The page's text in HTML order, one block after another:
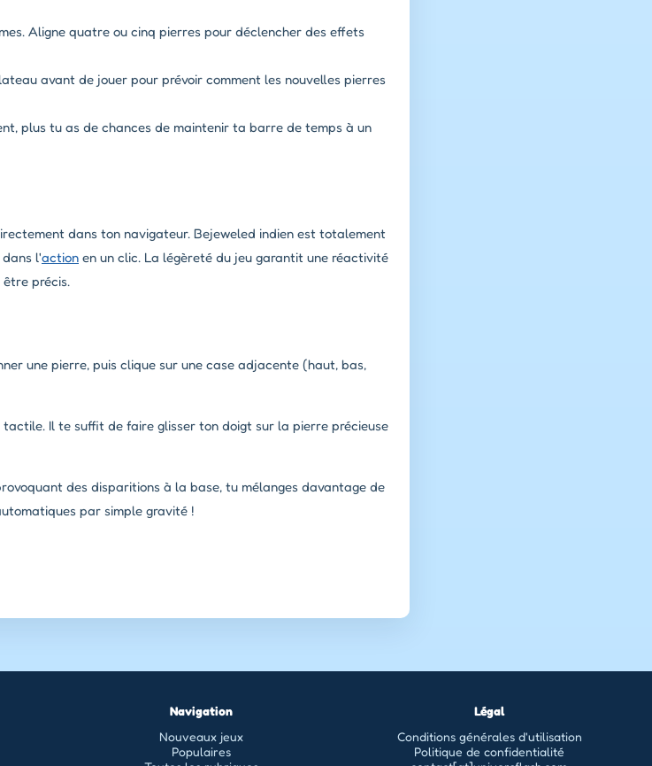
Aligne quatre ou cinq pierres pour déclencher des effets
avant de jouer pour prévoir comment les nouvelles pierres
plus tu as de chances de maintenir ta barre de temps à un
dans ton navigateur. Bejeweled indien est totalement
l'action en un clic. La légèreté du jeu garantit une réactivité
précis.
une pierre, puis clique sur une case adjacente (haut, bas,
Il te suffit de faire glisser ton doigt sur la pierre précieuse
des disparitions à la base, tu mélanges davantage de
par simple gravité !
Navigation
Nouveaux jeux
Populaires
Légal
Conditions générales d'utilisation
Politique de confidentialité